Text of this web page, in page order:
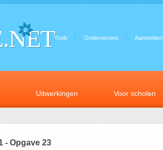
Tools Onderwerpen Aanmelden
Uitwerkingen Voor scholen
- Opgave 23